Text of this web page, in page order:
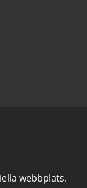
webbplats.